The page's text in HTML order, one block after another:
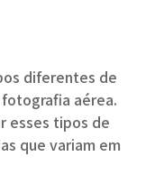
diferentes de
aérea.
esses tipos de
que variam em